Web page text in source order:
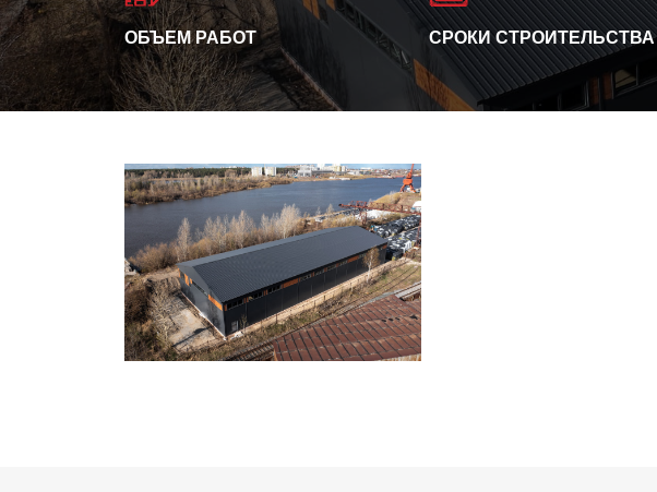
ОБЪЕМ РАБОТ СРОКИ СТРОИТЕЛЬСТВА
Производственный
цех